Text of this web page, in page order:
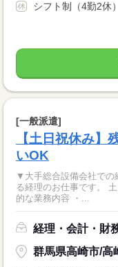
シフト制（4勤2休
[一般派遣]
【土日祝休み
いOK
▼大手総合設備会社での
る経理のお仕事です。 土
的な業務内容 ・...
経理・会計・財
群馬県高崎市/高